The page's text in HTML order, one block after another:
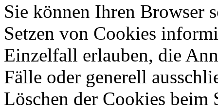
Sie können Ihren Browser
Setzen von Cookies
Einzelfall erlauben, die
Fälle oder generell
Löschen der Cookies beim